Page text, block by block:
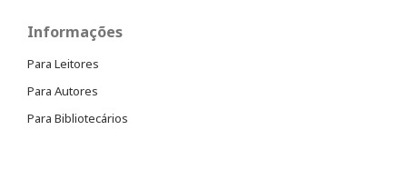
Informações
Para Leitores
Para Autores
Para Bibliotecários